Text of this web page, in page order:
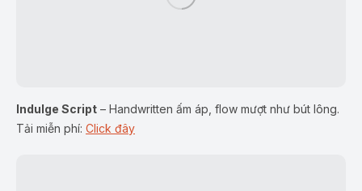
Indulge Script – Handwritten ấm áp, flow mượt như bút lông.
Tải miễn phí: Click đây